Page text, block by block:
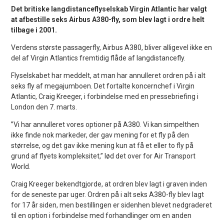
Det britiske langdistanceflyselskab Virgin Atlantic har valgt
at afbestille seks Airbus A380-fly, som blev lagt i ordre helt
tilbage i 2001.
Verdens største passagerfly, Airbus A380, bliver alligevel ikke en
del af Virgin Atlantics fremtidig flåde af langdistancefly.
Flyselskabet har meddelt, at man har annulleret ordren på i alt
seks fly af megajumboen. Det fortalte koncernchef i Virgin
Atlantic, Craig Kreeger, i forbindelse med en pressebriefing i
London den 7. marts.
”Vi har annulleret vores optioner på A380. Vi kan simpelthen
ikke finde nok markeder, der gav mening for et fly på den
størrelse, og det gav ikke mening kun at få et eller to fly på
grund af flyets kompleksitet,” lød det over for Air Transport
World.
Craig Kreeger bekendtgjorde, at ordren blev lagt i graven inden
for de seneste par uger. Ordren på i alt seks A380-fly blev lagt
for 17 år siden, men bestillingen er sidenhen blevet nedgraderet
til en option i forbindelse med forhandlinger om en anden